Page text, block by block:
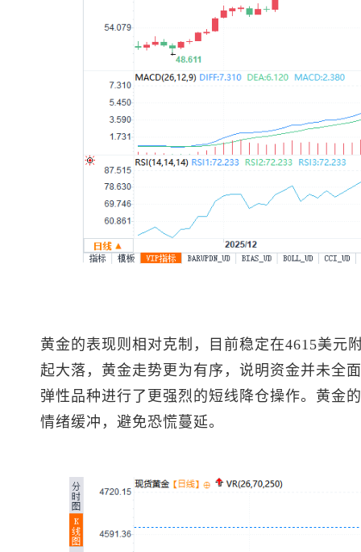
黄金的表现则相对克制，目前稳定在4615美元
起大落，黄金走势更为有序，说明资金并未全
弹性品种进行了更强烈的短线降仓操作。黄金
情绪缓冲，避免恐慌蔓延。